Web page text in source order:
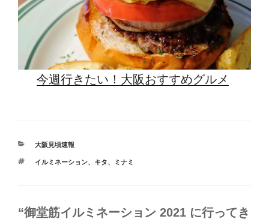
今週行きたい！大阪おすすめグルメ
カ
ゴ
大阪見頃速報
タ
イルミネーション、 キタ、 ミナミ
“御堂筋イルミネーション 2021 に行ってき